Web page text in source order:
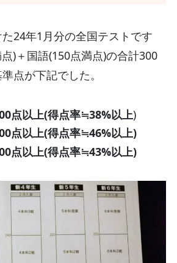
24年1月分の全国テストです
)＋国語(150点満点)の合計300
点が下記でした。
点以上(得点率≒38%以上)
点以上(得点率≒46%以上)
点以上(得点率≒43%以上)